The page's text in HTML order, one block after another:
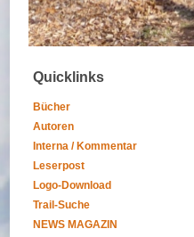
Quicklinks
Bücher
Autoren
Interna / Kommentar
Leserpost
Logo-Download
Trail-Suche
NEWS MAGAZIN